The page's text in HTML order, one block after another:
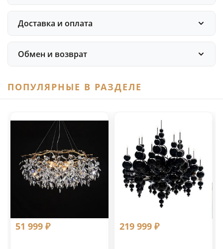
Доставка и оплата
Обмен и возврат
ПОПУЛЯРНЫЕ В РАЗДЕЛЕ
51 999 ₽ 219 999 ₽